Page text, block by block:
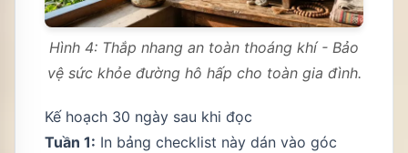
Hình 4: Thắp nhang an toàn thoáng khí - Bảo
vệ sức khỏe đường hô hấp cho toàn gia đình.
Kế hoạch 30 ngày sau khi đọc
Tuần 1: In bảng checklist này dán vào góc